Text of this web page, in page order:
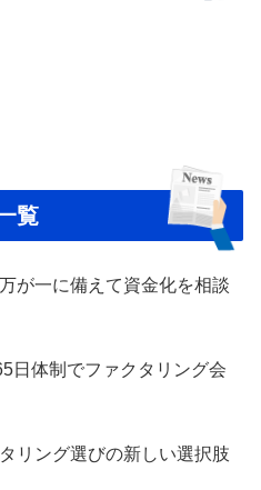
覧
が一に備えて資金化を相談
日体制でファクタリング会
リング選びの新しい選択肢